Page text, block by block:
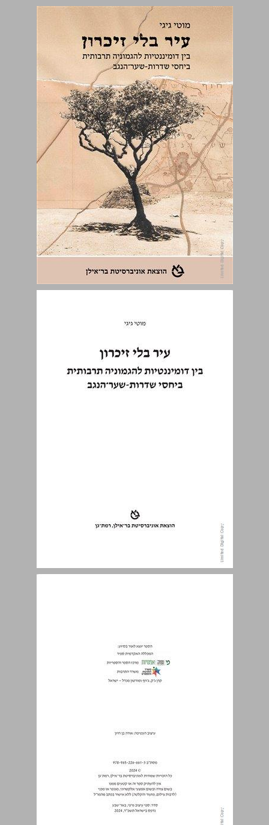
עיר בלי זיכרון : בין דומיננטיות להגמוניה תרבותית ביחסי שדרות-שער הנגב ... 0